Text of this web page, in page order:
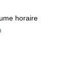
horaire